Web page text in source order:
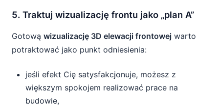
5. Traktuj wizualizację frontu jako „plan A”
Gotową wizualizację 3D elewacji frontowej warto
potraktować jako punkt odniesienia:
jeśli efekt Cię satysfakcjonuje, możesz z
większym spokojem realizować prace na
budowie,